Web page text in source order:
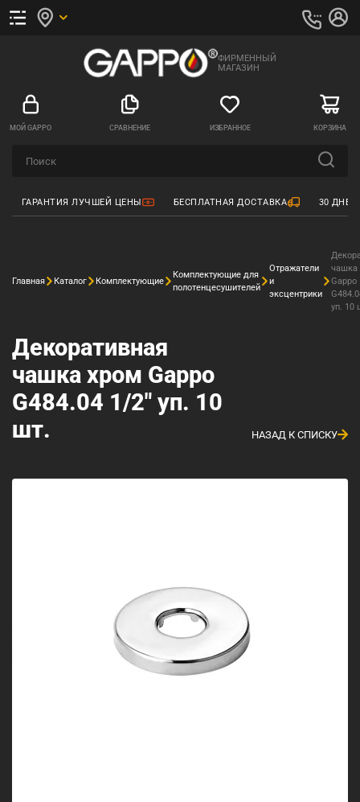
ФИРМЕННЫЙ
МАГАЗИН
МОЙ GAPPO СРАВНЕНИЕ ИЗБРАННОЕ КОРЗИНА
ГАРАНТИЯ ЛУЧШЕЙ ЦЕНЫ БЕСПЛАТНАЯ ДОСТАВКА 30
Главная Каталог Комплектующие
Комплектующие для
полотенцесушителей
Отражатели
и
эксцентрики
чашка
Gappo
уп. 10
Декоративная
чашка хром Gappo
G484.04 1/2" уп. 10
шт.
НАЗАД К СПИСКУ